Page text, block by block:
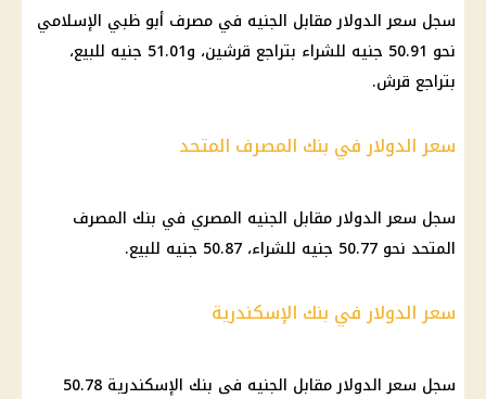
سجل سعر الدولار مقابل الجنيه في مصرف أبو ظبي الإسلامي
نحو 50.91 جنيه للشراء بتراجع قرشين، و51.01 جنيه للبيع،
بتراجع قرش.
سعر الدولار في بنك المصرف المتحد
سجل سعر الدولار مقابل الجنيه المصري في بنك المصرف
المتحد نحو 50.77 جنيه للشراء، 50.87 جنيه للبيع.
سعر الدولار في بنك الإسكندرية
سجل سعر الدولار مقابل الجنيه فى بنك الإسكندرية 50.78